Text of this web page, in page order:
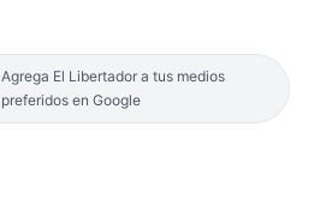
Agrega El Libertador a tus medios
preferidos en Google